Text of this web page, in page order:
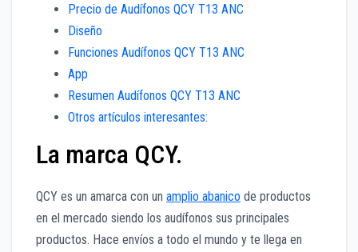
Precio de Audífonos QCY T13 ANC
Diseño
Funciones Audífonos QCY T13 ANC
App
Resumen Audífonos QCY T13 ANC
Otros artículos interesantes:
La marca QCY.
QCY es un amarca con un amplio abanico de productos
en el mercado siendo los audífonos sus principales
productos. Hace envíos a todo el mundo y te llega en